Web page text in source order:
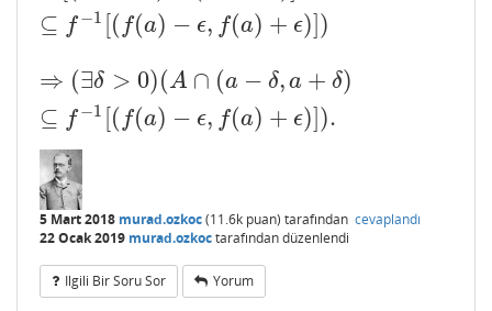
⊆ f −1 ( f(a) − ϵ, f(a) + ϵ) )
⇒ (∃δ > 0)(A ∩ (a − δ, a + δ)
⊆ f −1 [( f(a) − ϵ, f(a) + ϵ)]).
⇒(∃δ>0 (A ∩(a−δ, a+ δ)⊆ f−1[(f(a )−ϵ ,f(a
5 Mart 2018 murad.ozkoc(11.6k puan) tarafından cevaplandı
22 Ocak 2019 murad.ozkoctarafındandüzenlendi
Ilgili Bir Soru Sor Yorum